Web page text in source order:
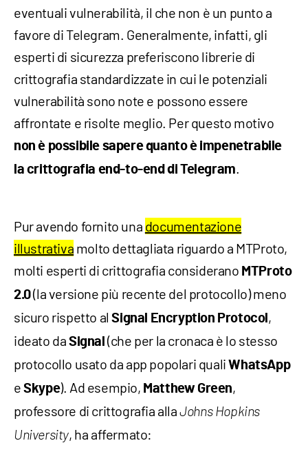
eventuali vulnerabilità, il che non è un punto a
favore di Telegram. Generalmente, infatti, gli
esperti di sicurezza preferiscono librerie di
crittografia standardizzate in cui le potenziali
vulnerabilità sono note e possono essere
affrontate e risolte meglio. Per questo motivo
non è possibile sapere quanto è impenetrabile
la crittografia end-to-end di Telegram.
Pur avendo fornito una documentazione
illustrativa molto dettagliata riguardo a MTProto,
molti esperti di crittografia considerano MTProto
2.0(la versione più recente del protocollo) meno
sicuro rispetto alSignal Encryption Protocol ,
ideato da Signal (che per la cronaca è lo stesso
protocollo usato da app popolari qualiWhatsApp
eSkype). Ad esempio, Matthew Green,
professore di crittografia allaJohns Hopkins
University, ha affermato: